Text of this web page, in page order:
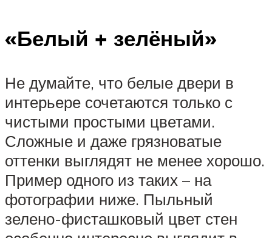
«Белый + зелёный»
Не думайте, что белые двери в
интерьере сочетаются только с
чистыми простыми цветами.
Сложные и даже грязноватые
оттенки выглядят не менее хорошо.
Пример одного из таких – на
фотографии ниже. Пыльный
зелено-фисташковый цвет стен